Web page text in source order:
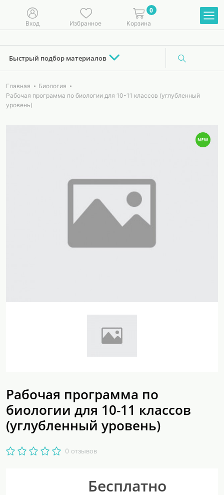
Вход Избранное
0
Корзина
Быстрый подбор материалов
Главная
Биология
Рабочая программа по биологии для 10-11 классов (углубленный
уровень)
Рабочая программа по
биологии для 10-11 классов
(углубленный уровень)
0 отзывов
Бесплатно